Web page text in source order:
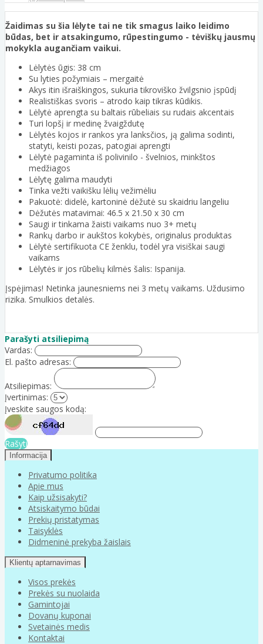
Žaidimas su šia lėlyte tai ne tik smagus laiko leidimo
būdas, bet ir atsakingumo, rūpestingumo - tėviškų jausmų
mokykla augančiam vaikui.
Lėlytės ūgis: 38 cm
Su lyties požymiais – mergaitė
Akys itin išraiškingos, sukuria tikroviško žvilgsnio įspūdį
Realistiškas svoris – atrodo kaip tikras kūdikis.
Lėlytė aprengta su baltais rūbeliais su rudais akcentais
Turi lopšį ir medinę žvaigždutę
Lėlytės kojos ir rankos yra lanksčios, ją galima sodinti,
statyti, keisti pozas, patogiai aprengti
Lėlytė pagaminta iš polivinilo - švelnios, minkštos
medžiagos
Lėlytę galima maudyti
Tinka vežti vaikišku lėlių vežimėliu
Pakuotė: didelė, kartoninė dėžutė su skaidriu langeliu
Dėžutės matavimai: 46.5 x 21.50 x 30 cm
Saugi ir tinkama žaisti vaikams nuo 3+ metų
Rankų darbo ir aukštos kokybės, originalus produktas
Lėlytė sertifikuota CE ženklu, todėl yra visiškai saugi
vaikams
Lėlytės ir jos rūbelių kilmės šalis: Ispanija.
Įspėjimas! Netinka jaunesniems nei 3 metų vaikams. Uždusimo
rizika. Smulkios detalės.
Parašyti atsiliepimą
Vardas:
El. pašto adresas:
Atsiliepimas:
Įvertinimas:
Įveskite saugos kodą:
Rašyti
Informacija
Privatumo politika
Apie mus
Kaip užsisakyti?
Atsiskaitymo būdai
Prekių pristatymas
Taisyklės
Didmeninė prekyba žaislais
Klientų aptarnavimas
Visos prekės
Prekės su nuolaida
Gamintojai
Dovanų kuponai
Svetainės medis
Kontaktai